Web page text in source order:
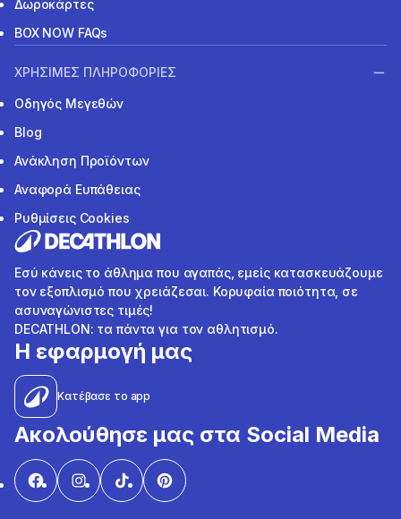
Δωροκάρτες
BOX NOW FAQs
ΧΡΗΣΙΜΕΣ ΠΛΗΡΟΦΟΡΙΕΣ
Οδηγός Μεγεθών
Blog
Ανάκληση Προϊόντων
Αναφορά Ευπάθειας
Ρυθμίσεις Cookies
Εσύ κάνεις το άθλημα που αγαπάς, εμείς κατασκευάζουμε
τον εξοπλισμό που χρειάζεσαι. Κορυφαία ποιότητα, σε
ασυναγώνιστες τιμές!
DECATHLON: τα πάντα για τον αθλητισμό.
Η εφαρμογή μας
Κατέβασε το app
Ακολούθησε μας στα Social Media